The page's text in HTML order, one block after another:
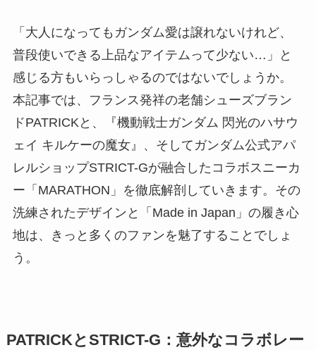
「大人になってもガンダム愛は譲れないけれど、
普段使いできる上品なアイテムって少ない…」と
感じる方もいらっしゃるのではないでしょうか。
本記事では、フランス発祥の老舗シューズブラン
ドPATRICKと、『機動戦士ガンダム 閃光のハサウ
ェイ キルケーの魔女』、そしてガンダム公式アパ
レルショップSTRICT-Gが融合したコラボスニーカ
ー「MARATHON」を徹底解剖していきます。その
洗練されたデザインと「Made in Japan」の履き心
地は、きっと多くのファンを魅了することでしょ
う。
PATRICKとSTRICT-G：意外なコラボレー